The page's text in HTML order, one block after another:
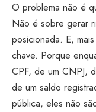
O problema não é
Não é sobre gerar
posicionada. E,
chave. Porque
CPF, de um CNPJ,
de um saldo
pública, eles não